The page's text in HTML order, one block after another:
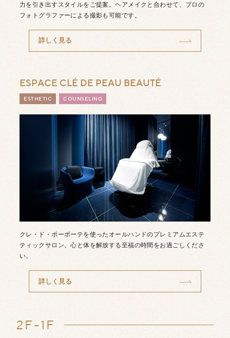
力を引き出すスタイルをご提案。ヘアメイクと合わせて、プロの
フォトグラファーによる撮影も可能です。
詳しく見る
ESPACE CLÉ DE PEAU BEAUTÉ
ESTHETIC COUNSELING
クレ・ド・ポーボーテを使ったオールハンドのプレミアムエステ
ティックサロン。心と体を解放する至福の時間をお過ごしくださ
い。
詳しく見る
2F-1F